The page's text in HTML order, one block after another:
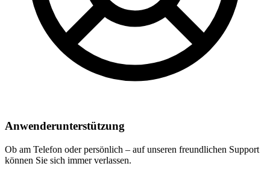
Anwenderunterstützung
Ob am Telefon oder persönlich – auf unseren freundlichen Support
können Sie sich immer verlassen.